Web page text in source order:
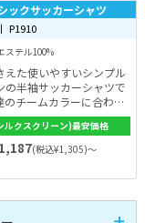
ックサッカーシャツ
P1910
ステル100%
えた使いやすいシンプル
の半袖サッカーシャツで
のチームカラーに合わせ
イピングや二重襟などの
えた高機能且つシンプル
また、サイドの切替えに
リとしたボディラインに
子供から大人まで幅広く
力です！
ルクスクリーン)最安価格
(税込¥1,305)～